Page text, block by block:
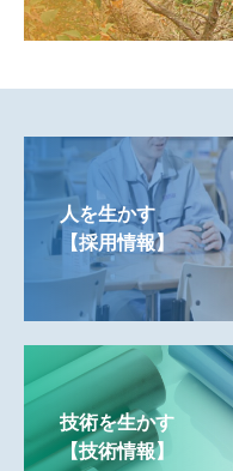
人を生かす
【採用情報】
技術を生かす
【技術情報】